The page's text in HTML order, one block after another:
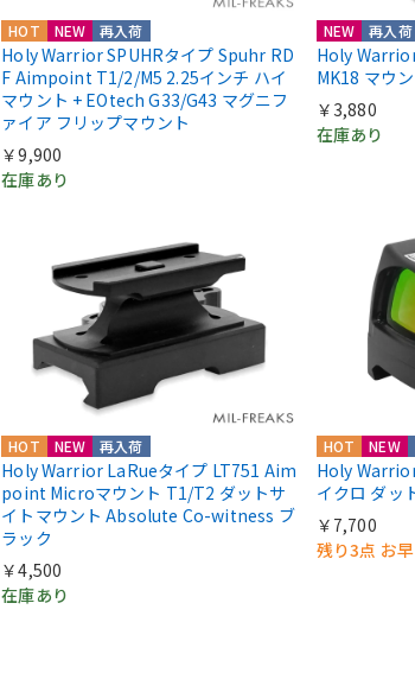
HOT NEW 再入荷
Holy Warrior SPUHRタイプ Spuhr RD
F Aimpoint T1/2/M5 2.25インチ ハイ
マウント + EOtech G33/G43 マグニフ
ァイア フリップマウント
￥9,900
在庫あり
NEW 再入荷
Holy
MK18 マウ
￥3,880
在庫あり
HOT NEW 再入荷
Holy Warrior LaRueタイプ LT751 Aim
point Microマウント T1/T2 ダットサ
イトマウント Absolute Co-witness ブ
ラック
￥4,500
在庫あり
HOT NEW
Holy
イクロ ダッ
￥7,700
残り3点 お